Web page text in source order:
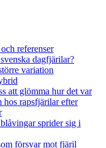
referenser
dagfjärilar?
variation
att glömma hur det var
hos rapsfjärilar efter
sprider sig i
försvar mot fjäril